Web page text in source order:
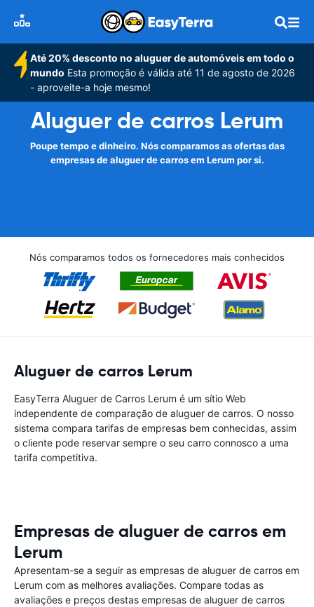
Até 20% desconto no aluguer de automóveis em todo o
mundo Esta promoção é válida até 11 de agosto de 2026
- aproveite-a hoje mesmo!
Aluguer de carros Lerum
Poupe tempo e dinheiro. Nós comparamos as ofertas das
empresas de aluguer de carros em Lerum por si.
Nós comparamos todos os fornecedores mais conhecidos
Aluguer de carros Lerum
EasyTerra Aluguer de Carros Lerum é um sítio Web
independente de comparação de aluguer de carros. O nosso
sistema compara tarifas de empresas bem conhecidas, assim
o cliente pode reservar sempre o seu carro connosco a uma
tarifa competitiva.
Empresas de aluguer de carros em
Lerum
Apresentam-se a seguir as empresas de aluguer de carros em
Lerum com as melhores avaliações. Compare todas as
avaliações e preços destas empresas de aluguer de carros